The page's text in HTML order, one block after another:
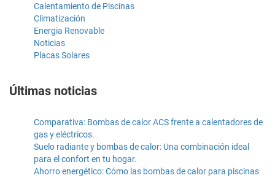
Calentamiento de Piscinas
Climatización
Energia Renovable
Noticias
Placas Solares
Últimas noticias
Comparativa: Bombas de calor ACS frente a calentadores de
gas y eléctricos.
Suelo radiante y bombas de calor: Una combinación ideal
para el confort en tu hogar.
Ahorro energético: Cómo las bombas de calor para piscinas